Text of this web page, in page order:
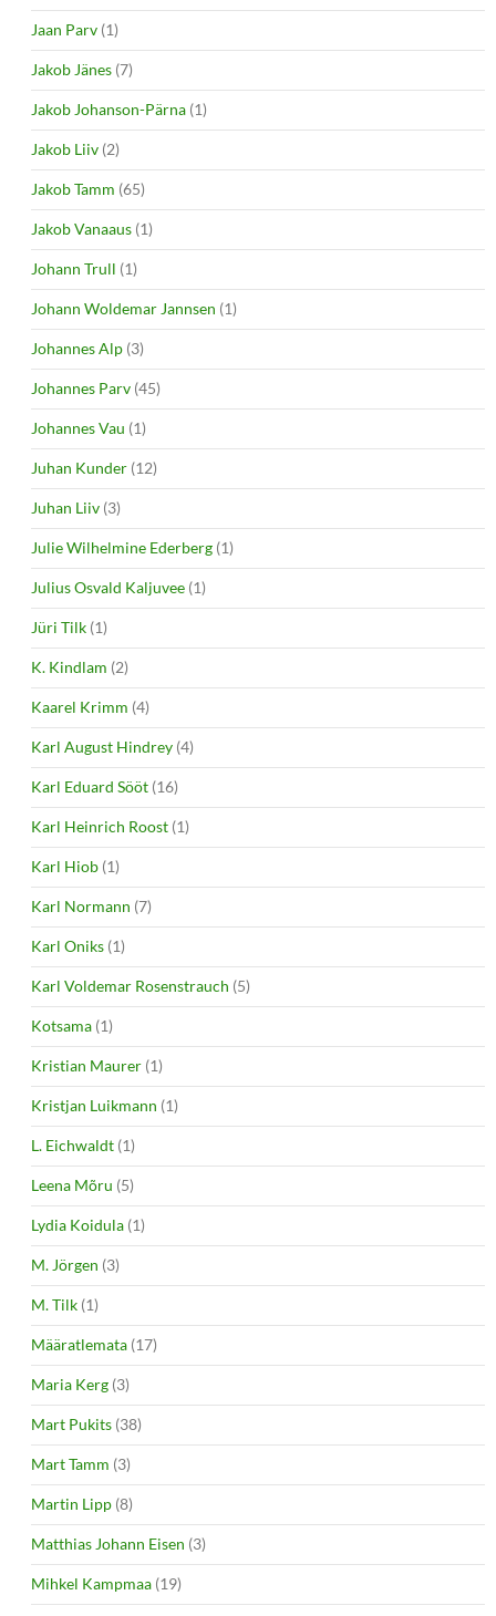
Jaan Parv (1)
Jakob Jänes (7)
Jakob Johanson-Pärna (1)
Jakob Liiv (2)
Jakob Tamm (65)
Jakob Vanaaus (1)
Johann Trull (1)
Johann Woldemar Jannsen (1)
Johannes Alp (3)
Johannes Parv (45)
Johannes Vau (1)
Juhan Kunder (12)
Juhan Liiv (3)
Julie Wilhelmine Ederberg (1)
Julius Osvald Kaljuvee (1)
Jüri Tilk (1)
K. Kindlam (2)
Kaarel Krimm (4)
Karl August Hindrey (4)
Karl Eduard Sööt (16)
Karl Heinrich Roost (1)
Karl Hiob (1)
Karl Normann (7)
Karl Oniks (1)
Karl Voldemar Rosenstrauch (5)
Kotsama (1)
Kristian Maurer (1)
Kristjan Luikmann (1)
L. Eichwaldt (1)
Leena Mõru (5)
Lydia Koidula (1)
M. Jörgen (3)
M. Tilk (1)
Määratlemata (17)
Maria Kerg (3)
Mart Pukits (38)
Mart Tamm (3)
Martin Lipp (8)
Matthias Johann Eisen (3)
Mihkel Kampmaa (19)